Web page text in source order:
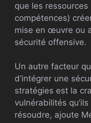
que les
compétences)
mise en œuvre ou
sécurité offensive.
Un autre facteur
d’intégrer une
stratégies est la
vulnérabilités
résoudre, ajoute